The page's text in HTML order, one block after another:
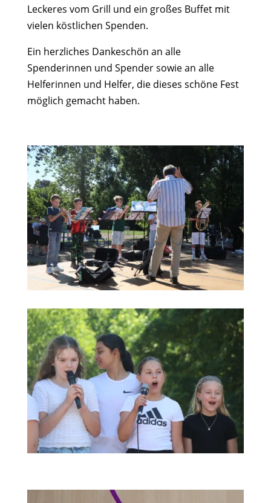
Leckeres vom Grill und ein großes Buffet mit
vielen köstlichen Spenden.
Ein herzliches Dankeschön an alle
Spenderinnen und Spender sowie an alle
Helferinnen und Helfer, die dieses schöne Fest
möglich gemacht haben.